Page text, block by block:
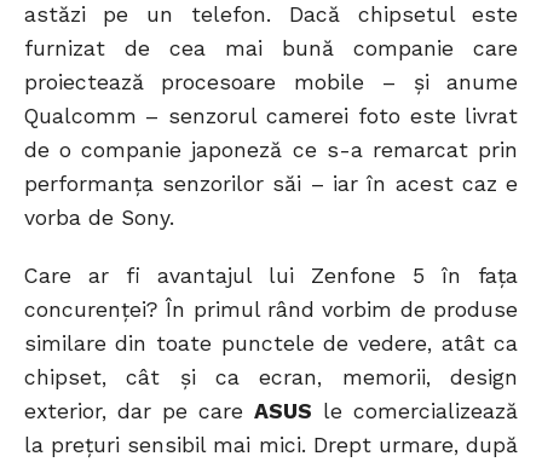
astăzi pe un telefon. Dacă chipsetul este
furnizat de cea mai bună companie care
proiectează procesoare mobile – și anume
Qualcomm – senzorul camerei foto este livrat
de o companie japoneză ce s-a remarcat prin
performanța senzorilor săi – iar în acest caz e
vorba de Sony.
Care ar fi avantajul lui Zenfone 5 în fața
concurenței? În primul rând vorbim de produse
similare din toate punctele de vedere, atât ca
chipset, cât și ca ecran, memorii, design
exterior, dar pe careASUS le comercializează
la prețuri sensibil mai mici. Drept urmare, după